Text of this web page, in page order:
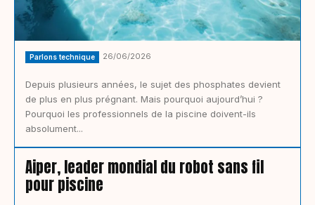
Parlons technique 26/06/2026
Depuis plusieurs années, le sujet des phosphates devient
de plus en plus prégnant. Mais pourquoi aujourd’hui ?
Pourquoi les professionnels de la piscine doivent-ils
absolument...
Aiper, leader mondial du robot sans fil
pour piscine